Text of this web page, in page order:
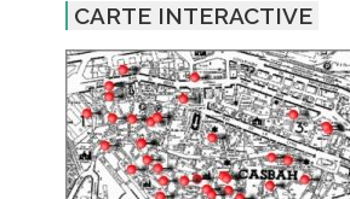
CARTE INTERACTIVE